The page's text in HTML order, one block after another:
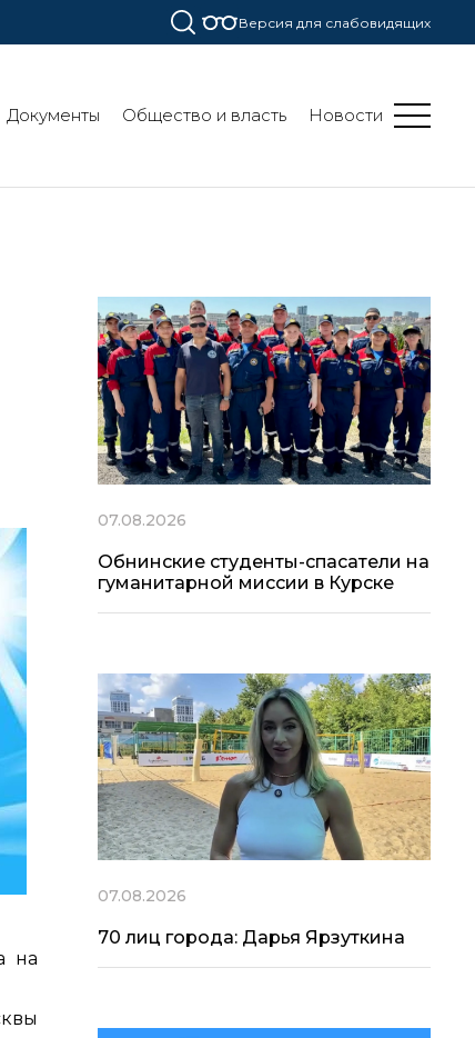
Версия для слабовидящих
Документы Общество и власть Новости
на
07.08.2026
Обнинские студенты-спасатели на
гуманитарной миссии в Курске
07.08.2026
70 лиц города: Дарья Ярзуткина